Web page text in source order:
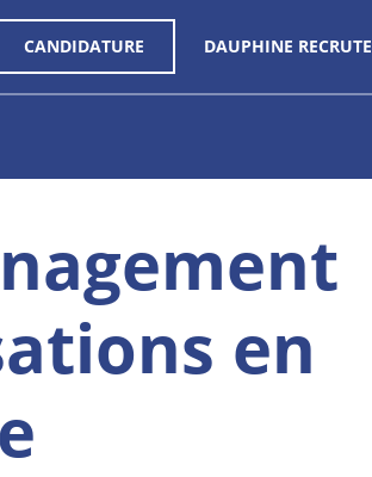
CANDIDATURE DAUPHINE RECRUTE
en